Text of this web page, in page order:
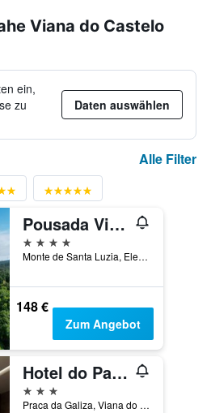
Viana do Castelo
ein,
zu
Daten auswählen
Alle Filter
Pousada Viana do Castelo
4 Sterne
Monte de Santa Luzia, Elevador de Santa Luzia 4 4900, Viana do Castelo, Distrikt Viana do Castelo, Portugal
148 €
Zum Angebot
Hotel do Parque
3 Sterne
Praca da Galiza, Viana do Castelo, Distrikt Viana do Castelo, Portugal